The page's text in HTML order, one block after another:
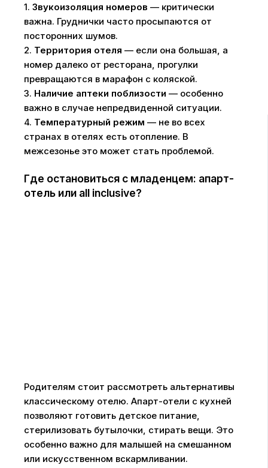
1.Звукоизоляция номеров — критически
важна. Груднички часто просыпаются от
посторонних шумов.
2. Территория отеля — если она большая, а
номер далеко от ресторана, прогулки
превращаются в марафон с коляской.
3. Наличие аптеки поблизости — особенно
важно в случае непредвиденной ситуации.
4. Температурный режим — не во всех
странах в отелях есть отопление. В
межсезонье это может стать проблемой.
Где остановиться с младенцем: апарт-
отель или all inclusive?
Родителям стоит рассмотреть альтернативы
классическому отелю. Апарт-отели с кухней
позволяют готовить детское питание,
стерилизовать бутылочки, стирать вещи. Это
особенно важно для малышей на смешанном
или искусственном вскармливании.